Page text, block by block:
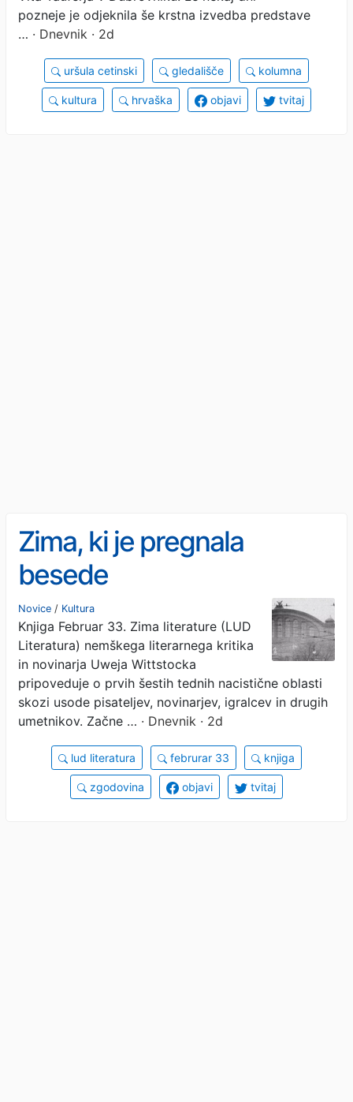
pozneje je odjeknila še krstna izvedba predstave
… · Dnevnik · 2d
uršula cetinski gledališče kolumna
kultura hrvaška objavi tvitaj
Zima, ki je pregnala
besede
Novice / Kultura
Knjiga Februar 33. Zima literature (LUD
Literatura) nemškega literarnega kritika
in novinarja Uweja Wittstocka
pripoveduje o prvih šestih tednih nacistične oblasti
skozi usode pisateljev, novinarjev, igralcev in drugih
umetnikov. Začne … · Dnevnik · 2d
lud literatura februrar 33 knjiga
zgodovina objavi tvitaj